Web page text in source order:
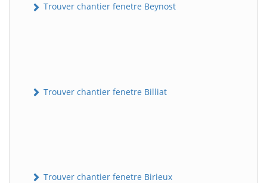
Trouver chantier fenetre Beynost
Trouver chantier fenetre Billiat
Trouver chantier fenetre Birieux